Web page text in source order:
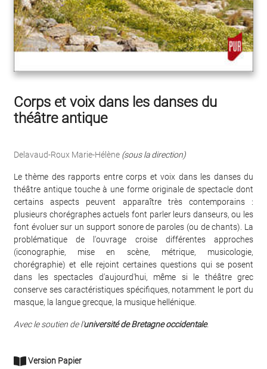
Corps et voix dans les danses du
théâtre antique
Delavaud-Roux Marie-Hélène (sous la direction)
Le thème des rapports entre corps et voix dans les danses du
théâtre antique touche à une forme originale de spectacle dont
certains aspects peuvent apparaître très contemporains :
plusieurs chorégraphes actuels font parler leurs danseurs, ou les
font évoluer sur un support sonore de paroles (ou de chants). La
problématique de l'ouvrage croise différentes approches
(iconographie, mise en scène, métrique, musicologie,
chorégraphie) et elle rejoint certaines questions qui se posent
dans les spectacles d'aujourd'hui, même si le théâtre grec
conserve ses caractéristiques spécifiques, notamment le port du
masque, la langue grecque, la musique hellénique.
Avec le soutien de l'université de Bretagne occidentale.
Version Papier